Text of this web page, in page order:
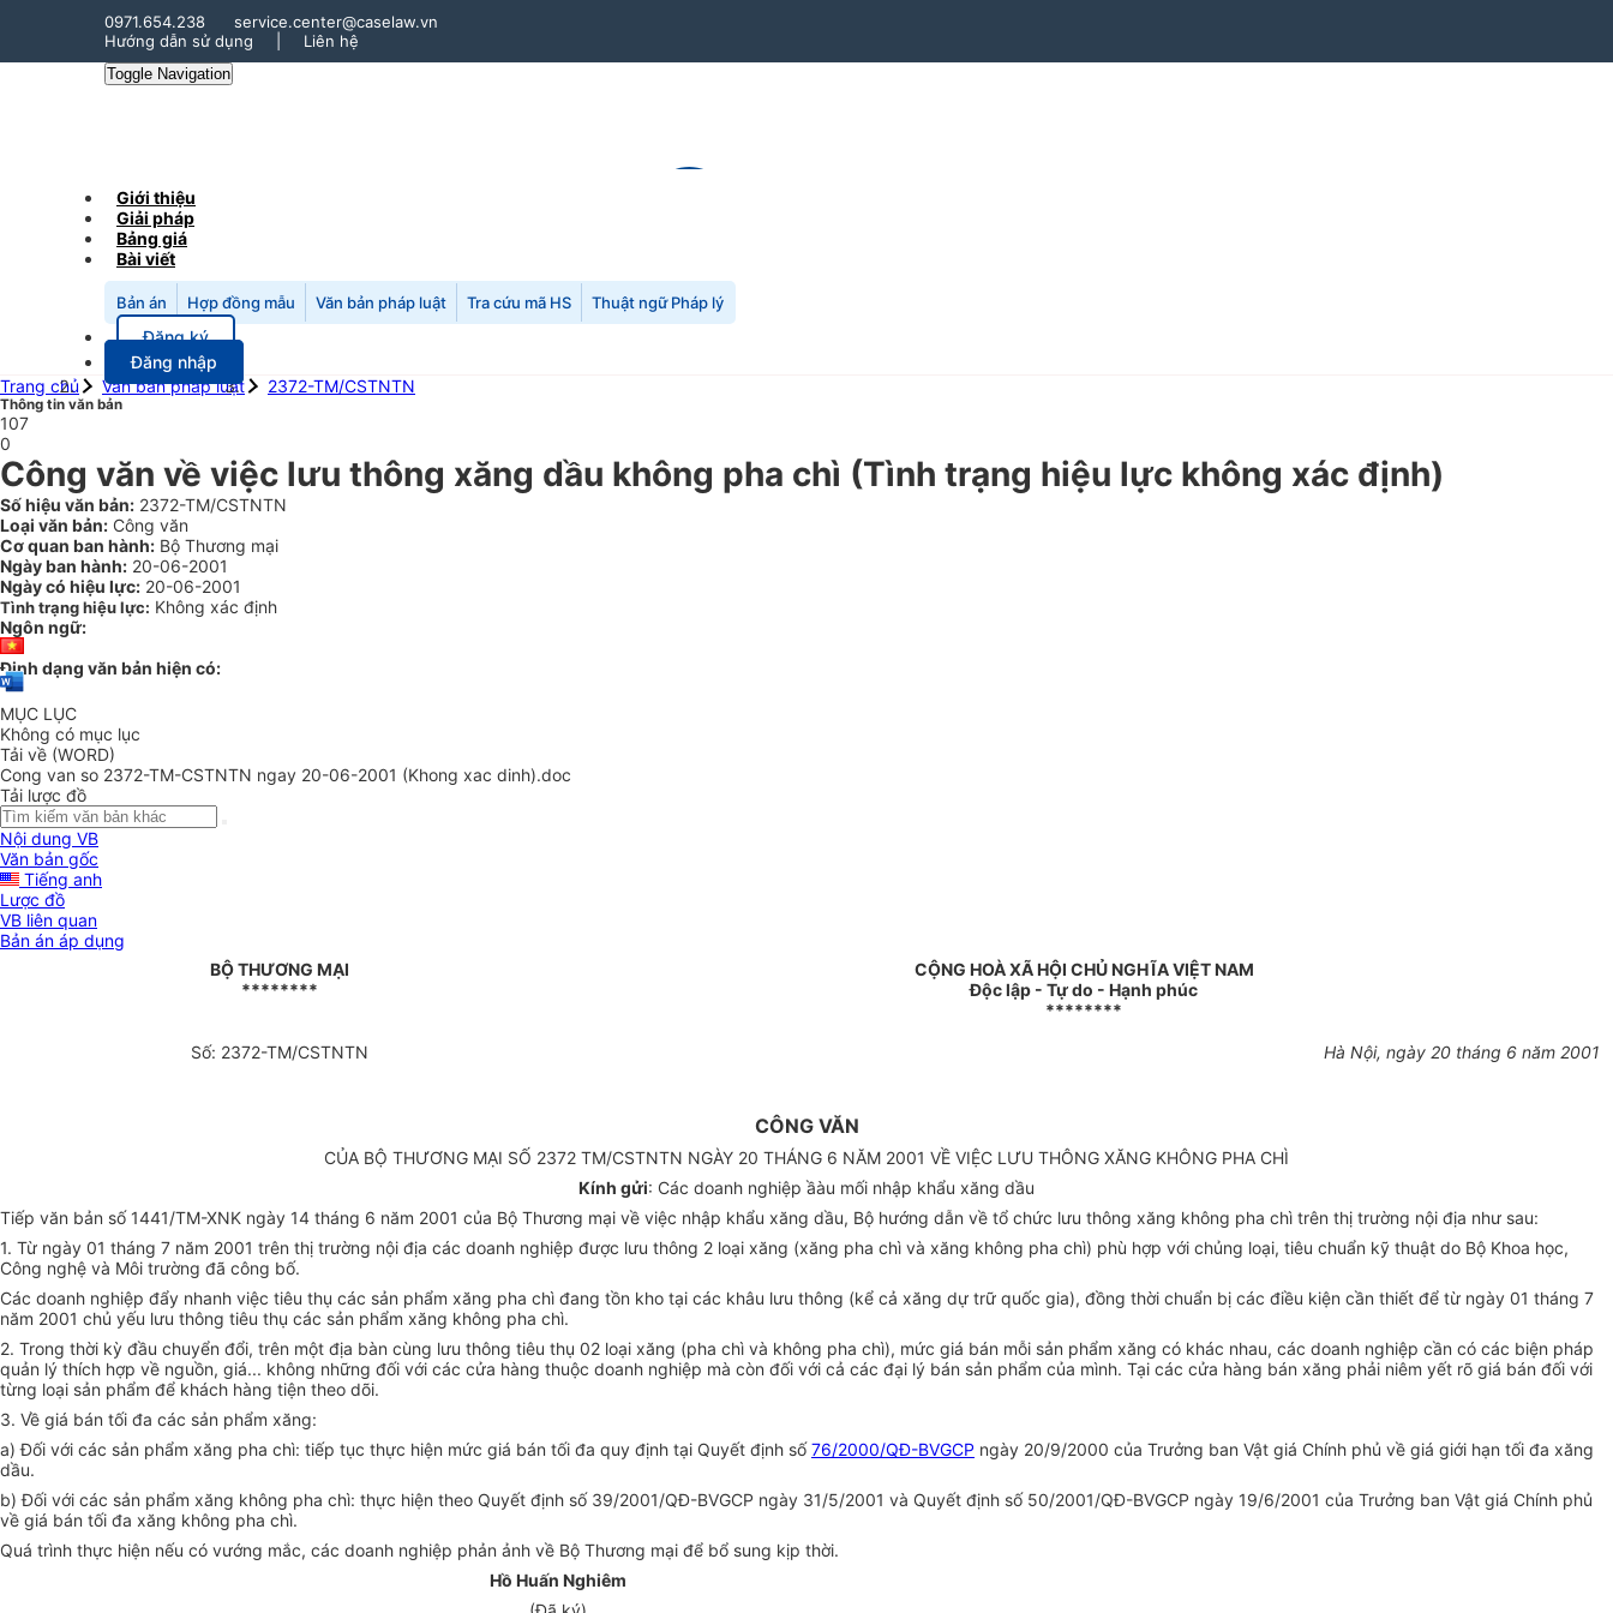
0971.654.238
service.center@caselaw.vn
Hướng dẫn sử dụng
Liên hệ
Toggle Navigation
Giới thiệu
Giải pháp
Bảng giá
Bài viết
Bản án Hợp đồng mẫu Văn bản pháp luật Tra cứu mã HS Thuật ngữ Pháp lý
Đăng ký
Đăng nhập
Trang chủ
Văn bản pháp luật 2372-TM/CSTNTN
Thông tin văn bản
107
0
Công văn về việc lưu thông xăng dầu không pha chì (Tình trạng hiệu lực không xác định)
Số hiệu văn bản: 2372-TM/CSTNTN
Loại văn bản: Công văn
Cơ quan ban hành: Bộ Thương mại
Ngày ban hành: 20-06-2001
Ngày có hiệu lực: 20-06-2001
Tình trạng hiệu lực: Không xác định
Ngôn ngữ:
Định dạng văn bản hiện có:
MỤC LỤC
Không có mục lục
Tải về (WORD)
Cong van so 2372-TM-CSTNTN ngay 20-06-2001 (Khong xac dinh).doc
Tải lược đồ
Nội dung VB
Văn bản gốc
Tiếng anh
Lược đồ
VB liên quan
Bản án áp dụng
BỘ THƯƠNG MẠI
********
CỘNG HOÀ XÃ HỘI CHỦ NGHĨA VIỆT NAM
Độc lập - Tự do - Hạnh phúc
********
Số: 2372-TM/CSTNTN Hà Nội, ngày 20 tháng 6 năm 2001
CÔNG VĂN
CỦA BỘ THƯƠNG MẠI SỐ 2372 TM/CSTNTN NGÀY 20 THÁNG 6 NĂM 2001 VỀ VIỆC LƯU THÔNG XĂNG KHÔNG PHA CHÌ
Kính gửi: Các doanh nghiệp ầàu mối nhập khẩu xăng dầu
Tiếp văn bản số 1441/TM-XNK ngày 14 tháng 6 năm 2001 của Bộ Thương mại về việc nhập khẩu xăng dầu, Bộ hướng dẫn về tổ chức lưu thông xăng không pha chì trên thị trường nội địa như sau:
1. Từ ngày 01 tháng 7 năm 2001 trên thị trường nội địa các doanh nghiệp được lưu thông 2 loại xăng (xăng pha chì và xăng không pha chì) phù hợp với chủng loại, tiêu chuẩn kỹ thuật do Bộ Khoa học,
Công nghệ và Môi trường đã công bố.
Các doanh nghiệp đẩy nhanh việc tiêu thụ các sản phẩm xăng pha chì đang tồn kho tại các khâu lưu thông (kể cả xăng dự trữ quốc gia), đồng thời chuẩn bị các điều kiện cần thiết để từ ngày 01 tháng 7
năm 2001 chủ yếu lưu thông tiêu thụ các sản phẩm xăng không pha chì.
2. Trong thời kỳ đầu chuyển đổi, trên một địa bàn cùng lưu thông tiêu thụ 02 loại xăng (pha chì và không pha chì), mức giá bán mỗi sản phẩm xăng có khác nhau, các doanh nghiệp cần có các biện pháp
quản lý thích hợp về nguồn, giá... không những đối với các cửa hàng thuộc doanh nghiệp mà còn đối với cả các đại lý bán sản phẩm của mình. Tại các cửa hàng bán xăng phải niêm yết rõ giá bán đối với
từng loại sản phẩm để khách hàng tiện theo dõi.
3. Về giá bán tối đa các sản phẩm xăng:
a) Đối với các sản phẩm xăng pha chì: tiếp tục thực hiện mức giá bán tối đa quy định tại Quyết định số76/2000/QĐ-BVGCP ngày 20/9/2000 của Trưởng ban Vật giá Chính phủ về giá giới hạn tối đa xăng
dầu.
b) Đối với các sản phẩm xăng không pha chì: thực hiện theo Quyết định số 39/2001/QĐ-BVGCP ngày 31/5/2001 và Quyết định số 50/2001/QĐ-BVGCP ngày 19/6/2001 của Trưởng ban Vật giá Chính phủ
về giá bán tối đa xăng không pha chì.
Quá trình thực hiện nếu có vướng mắc, các doanh nghiệp phản ảnh về Bộ Thương mại để bổ sung kịp thời.
Hồ Huấn Nghiêm